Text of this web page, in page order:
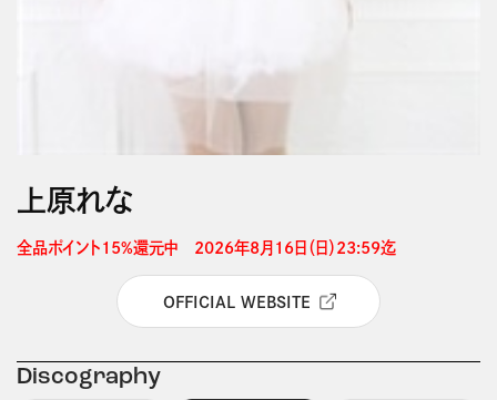
上原れな
全品ポイント15%還元中　2026年8月16日（日）23:59迄
OFFICIAL WEBSITE
Discography